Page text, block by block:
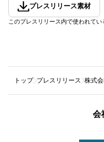
プレスリリース素材
このプレスリリース内で使われて
トップ プレスリリース 株式
会